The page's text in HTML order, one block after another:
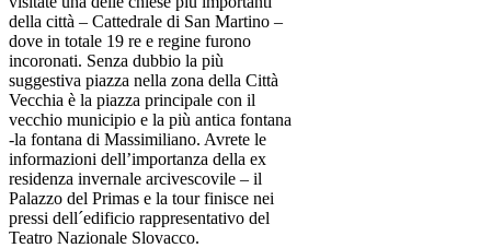
della città – Cattedrale di San Martino –
dove in totale 19 re e regine furono
incoronati. Senza dubbio la più
suggestiva piazza nella zona della Città
Vecchia è la piazza principale con il
vecchio municipio e la più antica fontana
-la fontana di Massimiliano. Avrete le
informazioni dell’importanza della ex
residenza invernale arcivescovile – il
Palazzo del Primas e la tour finisce nei
pressi dell´edificio rappresentativo del
Teatro Nazionale Slovacco.